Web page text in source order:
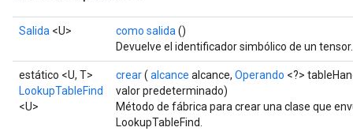
Salida <U> como salida ()
Devuelve el identificador simbólico de un tensor.
estático <U, T>
LookupTableFind
<U>
crear( alcance alcance, Operando <?>
valor predeterminado)
Método de fábrica para crear una clase que
LookupTableFind.